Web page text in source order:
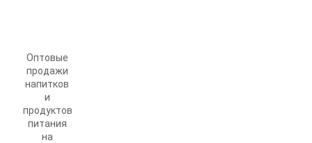
Оптовые
продажи
напитков
и
продуктов
питания
на